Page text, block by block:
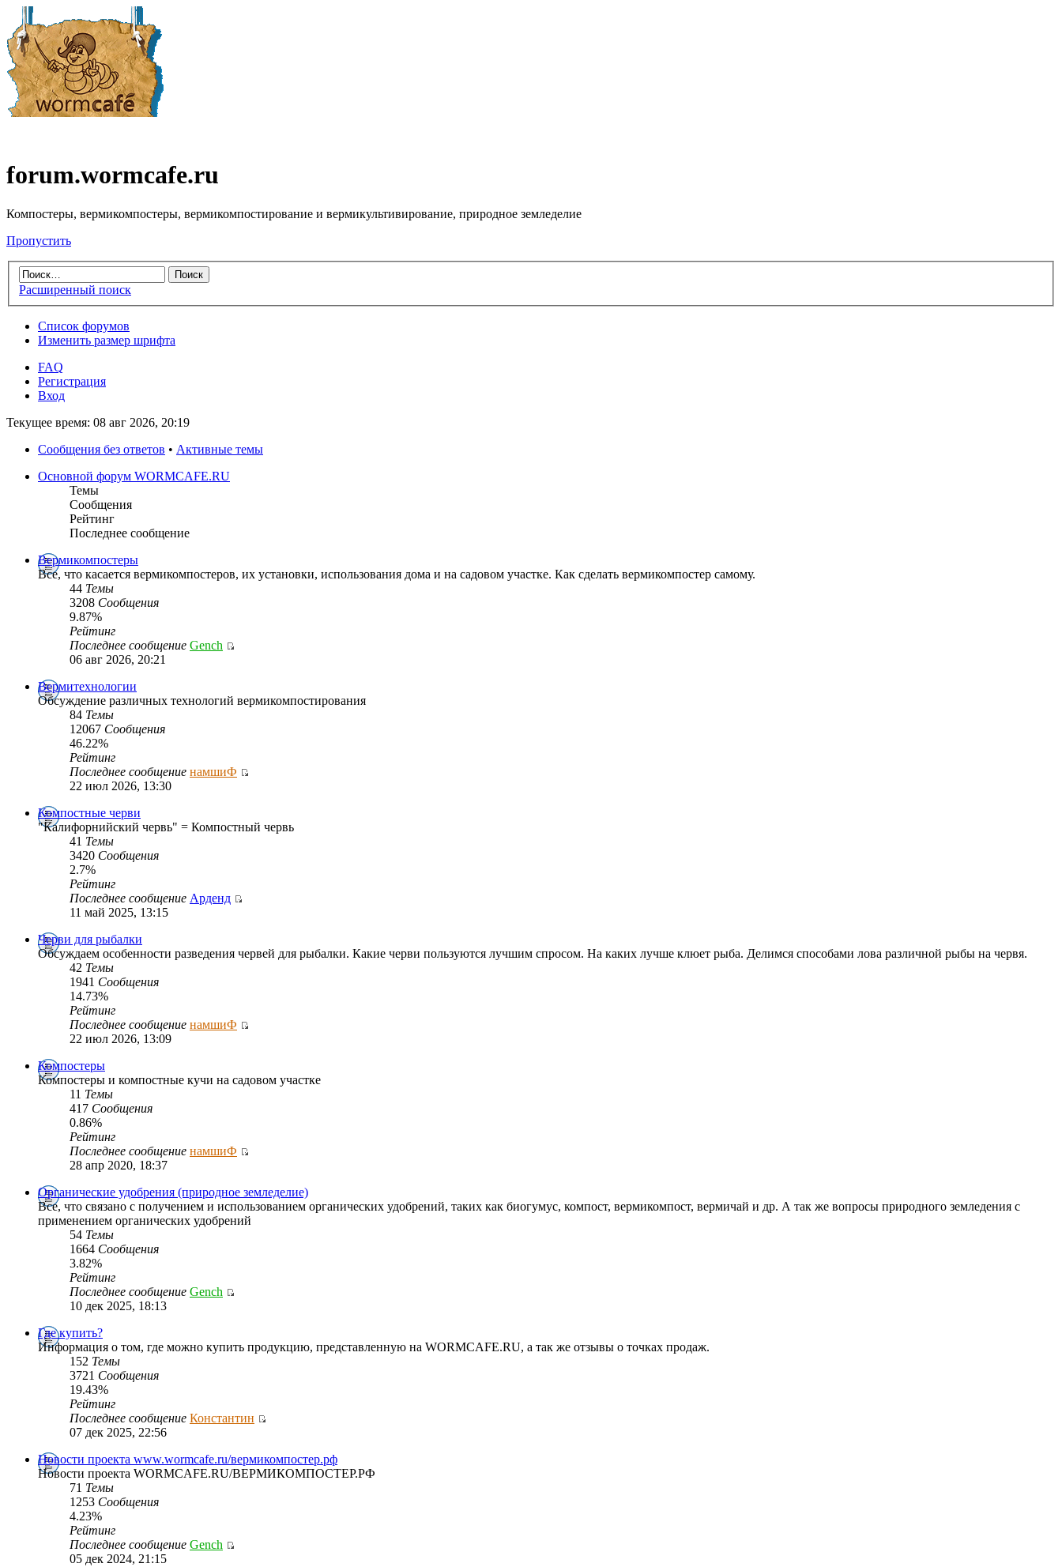
forum.wormcafe.ru
Компостеры, вермикомпостеры, вермикомпостирование и вермикультивирование, природное земледелие
Пропустить
Расширенный поиск
Список форумов
Изменить размер шрифта
FAQ
Регистрация
Вход
Текущее время: 08 авг 2026, 20:19
Сообщения без ответов • Активные темы
Основной форум WORMCAFE.RU
Темы
Сообщения
Рейтинг
Последнее сообщение
Вермикомпостеры
Все, что касается вермикомпостеров, их установки, использования дома и на садовом участке. Как сделать вермикомпостер самому.
44 Темы
3208 Сообщения
9.87%
Рейтинг
Последнее сообщение Gench
06 авг 2026, 20:21
Вермитехнологии
Обсуждение различных технологий вермикомпостирования
84 Темы
12067 Сообщения
46.22%
Рейтинг
Последнее сообщение намшиФ
22 июл 2026, 13:30
Компостные черви
"Калифорнийский червь" = Компостный червь
41 Темы
3420 Сообщения
2.7%
Рейтинг
Последнее сообщение Арденд
11 май 2025, 13:15
Черви для рыбалки
Обсуждаем особенности разведения червей для рыбалки. Какие черви пользуются лучшим спросом. На каких лучше клюет рыба. Делимся способами лова различной рыбы на червя.
42 Темы
1941 Сообщения
14.73%
Рейтинг
Последнее сообщение намшиФ
22 июл 2026, 13:09
Компостеры
Компостеры и компостные кучи на садовом участке
11 Темы
417 Сообщения
0.86%
Рейтинг
Последнее сообщение намшиФ
28 апр 2020, 18:37
Органические удобрения (природное земледелие)
Все, что связано с получением и использованием органических удобрений, таких как биогумус, компост, вермикомпост, вермичай и др. А так же вопросы природного земледения с
применением органических удобрений
54 Темы
1664 Сообщения
3.82%
Рейтинг
Последнее сообщение Gench
10 дек 2025, 18:13
Где купить?
Информация о том, где можно купить продукцию, представленную на WORMCAFE.RU, а так же отзывы о точках продаж.
152 Темы
3721 Сообщения
19.43%
Рейтинг
Последнее сообщение Константин
07 дек 2025, 22:56
Новости проекта www.wormcafe.ru/вермикомпостер.рф
Новости проекта WORMCAFE.RU/ВЕРМИКОМПОСТЕР.РФ
71 Темы
1253 Сообщения
4.23%
Рейтинг
Последнее сообщение Gench
05 дек 2024, 21:15